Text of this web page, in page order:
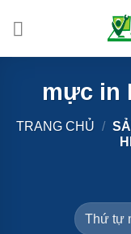
mực in
TRANG CHỦ /